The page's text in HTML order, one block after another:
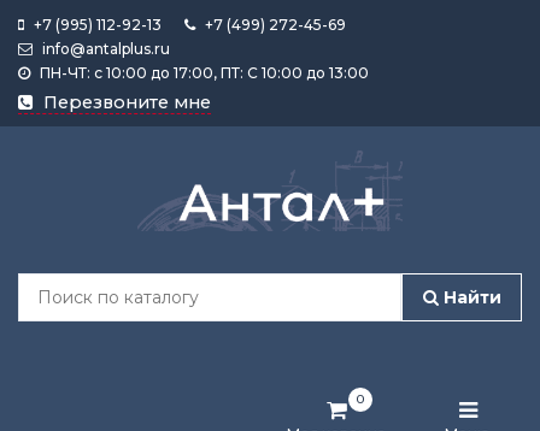
+7 (995) 112-92-13
+7 (499) 272-45-69
info@antalplus.ru
ПН-ЧТ: с 10:00 до 17:00, ПТ: С 10:00 до 13:00
Перезвоните мне
Найти
0
Каталог
продукции
Лента